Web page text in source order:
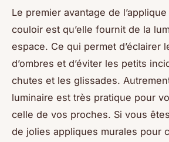
Le premier avantage de
couloir est qu’elle fournit de la
espace. Ce qui permet d’éclairer
d’ombres et d’éviter les petits
chutes et les glissades.
luminaire est très pratique pour
celle de vos proches. Si vous
de jolies appliques murales pour